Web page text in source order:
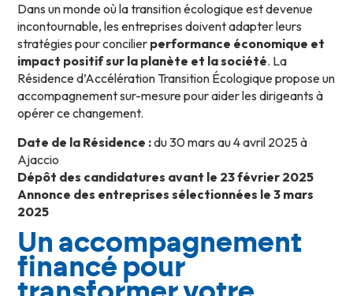
Dans un monde où la transition écologique est devenue
incontournable, les entreprises doivent adapter leurs
stratégies pour concilier performance économique et
impact positif sur la planète et la société. La
Résidence d’Accélération Transition Écologique propose un
accompagnement sur-mesure pour aider les dirigeants à
opérer ce changement.
Date de la Résidence :du 30 mars au 4 avril 2025 à
Ajaccio
Dépôt des candidatures avant le 23 février 2025
Annonce des entreprises sélectionnées le 3 mars
2025
Un accompagnement
financé pour